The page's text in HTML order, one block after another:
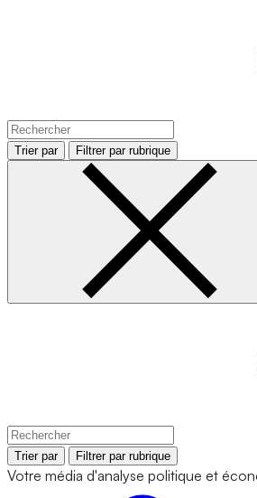
Trier par Filtrer par rubrique
Trier par Filtrer par rubrique
Votre média d'analyse politique et